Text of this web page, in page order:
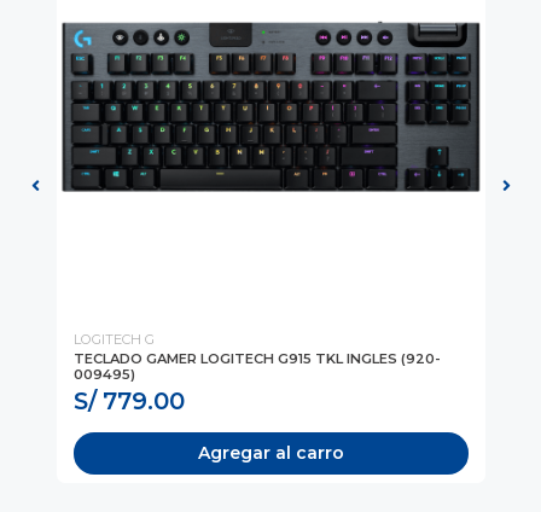
LOGITECH G
TECLADO GAMER LOGITECH G915 TKL INGLES (920-
009495)
S/ 779.00
Agregar al carro